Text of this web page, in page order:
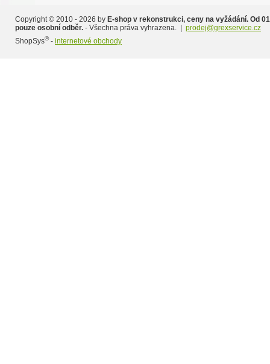
Copyright © 2010 - 2026 by E-shop v rekonstrukci, ceny na vyžádání. Od
pouze osobní odběr. - Všechna práva vyhrazena. | prodej@grexservice.cz
ShopSys®- internetové obchody